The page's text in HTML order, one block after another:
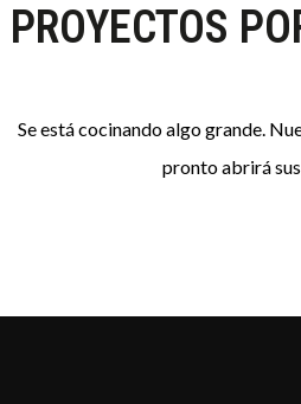
PROYECTOS
Se está cocinando algo grande.
pronto abrirá